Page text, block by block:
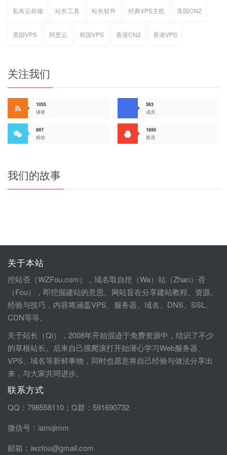
私有云存储 站长工具 站长软件 经典VPS主机 美国CN2
美国VPS 阿里云 韩国VPS 香港CN2 香港VPS
关注我们
1055
读者
563
成员
897
粉丝
1650
群员
我们的故事
关于本站
挖站否（WZFou.com），域名取自挖（Wa）站（Zhan）否
（Fou），即挖掘建站的意思。网站旨在分享建站教程、资源、
经验与技巧，内容将涵盖VPS、服务器、域名、DNS、SSL、
CDN等等。
关于站长（Qi），2008年开始混迹于免费资源中，结识了不少
的草根站长。后来自己摸爬滚打开始潜心学习Web服务器、
VPS、域名等新鲜事物，同时也愿意将自己经验与做法分享出
来，与大家共同进步。
联系方式
QQ：798558110；Q群：591690732
微信号：iamqimm
邮箱：iwzfou@gmail.com